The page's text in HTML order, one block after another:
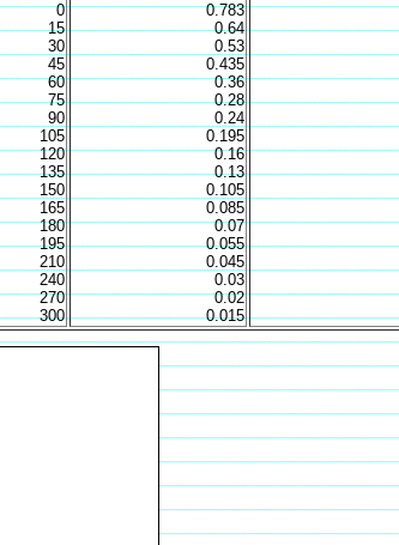
0
15
30
45
60
75
90
105
120
135
150
165
180
195
210
240
270
300
0.783
0.64
0.53
0.435
0.36
0.28
0.24
0.195
0.16
0.13
0.105
0.085
0.07
0.055
0.045
0.03
0.02
0.015